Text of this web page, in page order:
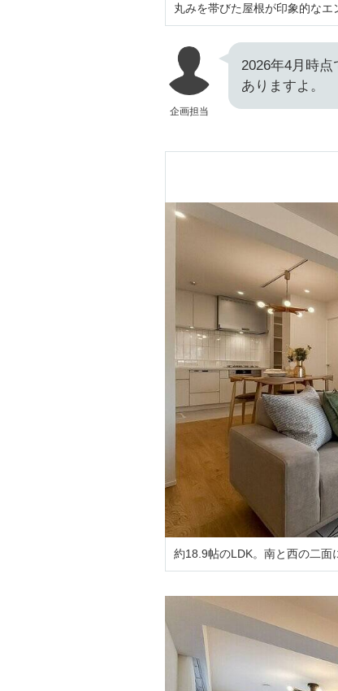
丸みを帯びた屋根が印象的なエ
企画担当
2026年4月時
ありますよ。
約18.9帖のLDK。南と西の二面